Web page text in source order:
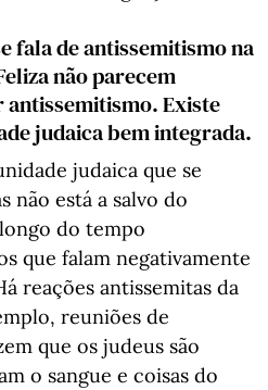
fala de antissemitismo na
não parecem
Existe
judaica bem integrada.
judaica que se
não está a salvo do
do tempo
que falam negativamente
reações antissemitas da
reuniões de
que os judeus são
o sangue e coisas do